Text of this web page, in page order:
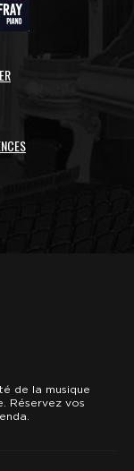
de la musique
Réservez vos